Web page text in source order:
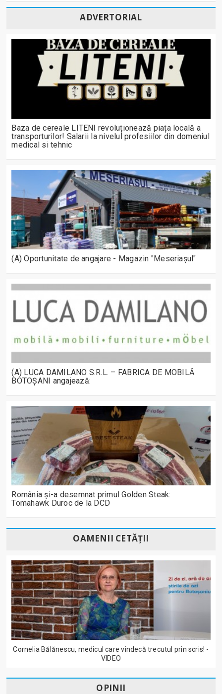
ADVERTORIAL
Baza de cereale LITENI revoluționează piața locală a
transporturilor! Salarii la nivelul profesiilor din domeniul
medical si tehnic
(A) Oportunitate de angajare - Magazin "Meseriașul"
(A) LUCA DAMILANO S.R.L. – FABRICA DE MOBILĂ
BOTOȘANI angajează:
România și-a desemnat primul Golden Steak:
Tomahawk Duroc de la DCD
OAMENII CETĂȚII
Cornelia Bălănescu, medicul care vindecă trecutul prin scris! -
VIDEO
OPINII